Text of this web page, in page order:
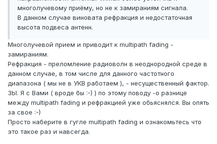
многолучевому приёму, но не к замираниям сигнала.
В данном случае виновата рефракция и недостаточная
высота подвеса антенн.
Многолучевой прием и приводит к multipath fading -
замираниям.
Рефракция - преломление радиоволн в неоднородной среде в
данном случае, в том числе для данного частотного
диапазона ( мы не в УКВ работаем ), - несущественный фактор.
ЗЫ. Я с Вами ( вроде бы :-) ) по этому поводу -о разнице
между multipath fading и рефракцией уже обьяснялся. Вы опять
за свое :-)
Просто наберите в гугле multipath fading и ознакомьтесь что
это такое раз и навсегда.